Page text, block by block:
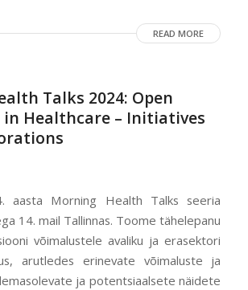
READ MORE
Talks 2024: Open
Healthcare – Initiatives
aasta Morning Health Talks seeria
14. mail Tallinnas. Toome tähelepanu
võimalustele avaliku ja erasektori
arutledes erinevate võimaluste ja
ja potentsiaalsete näidete